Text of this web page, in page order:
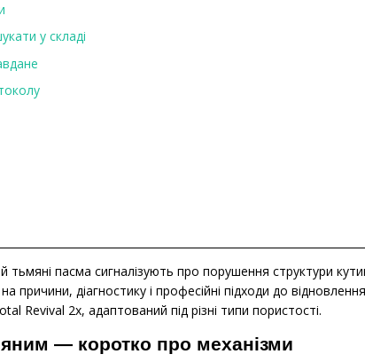
у складі
пасма сигналізують про порушення структури
діагностику і професійні підходи до
Revival 2x, адаптований під різні типи пористості.
— коротко про механізми